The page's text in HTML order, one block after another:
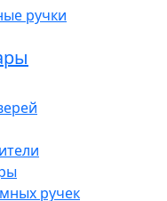
ручки
ручек